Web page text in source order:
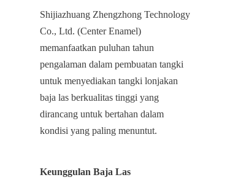
Shijiazhuang Zhengzhong Technology
Co., Ltd. (Center Enamel)
memanfaatkan puluhan tahun
pengalaman dalam pembuatan tangki
untuk menyediakan tangki lonjakan
baja las berkualitas tinggi yang
dirancang untuk bertahan dalam
kondisi yang paling menuntut.
Keunggulan Baja Las